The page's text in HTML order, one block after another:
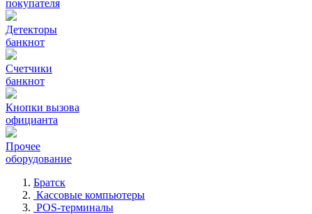
покупателя
Детекторы
банкнот
Счетчики
банкнот
Кнопки вызова
официанта
Прочее
оборудование
Братск
Кассовые компьютеры
POS-терминалы